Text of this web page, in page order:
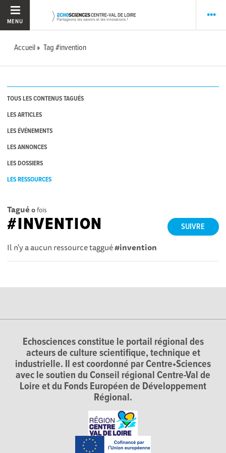
MENU
Accueil Tag #invention
TOUS LES CONTENUS TAGUÉS
LES ARTICLES
LES ÉVÉNEMENTS
LES ANNONCES
LES DOSSIERS
LES RESSOURCES
Tagué 0fois
SUIVRE
#INVENTION
Il n'y a aucun ressource taggué#invention
Echosciences constitue le portail régional des
acteurs de culture scientifique, technique et
industrielle. Il est coordonné par Centre•Sciences
avec le soutien du Conseil régional Centre-Val de
Loire et du Fonds Européen de Développement
Régional.